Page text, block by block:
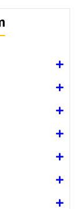
kiểu súng
(để giữ lại giá